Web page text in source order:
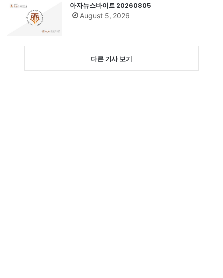
아자뉴스바이트 20260805
August 5, 2026
다른 기사 보기